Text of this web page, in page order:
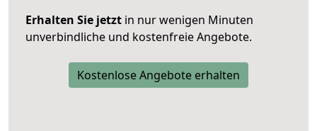
Erhalten Sie jetzt in nur wenigen Minuten
unverbindliche und kostenfreie Angebote.
Kostenlose Angebote erhalten